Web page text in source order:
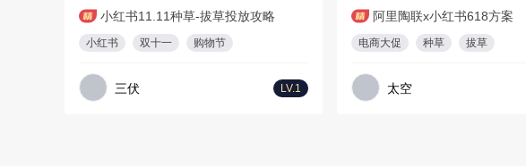
小红书11.11种草-拔草投放攻略
小红书 双十一 购物节
三伏 LV.1
阿里陶联x小红书618方案
电商大促 种草 拔草
太空